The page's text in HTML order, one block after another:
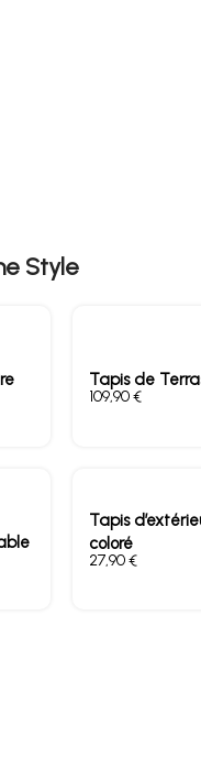
Style
Tapis de
€
Tapis
coloré
€